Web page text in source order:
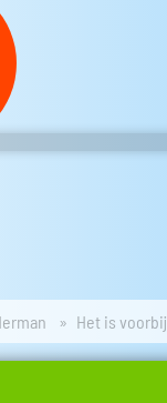
Het is voorbij